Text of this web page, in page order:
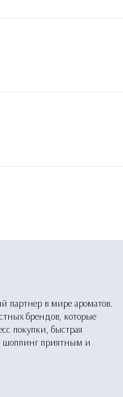
в мире ароматов.
брендов, которые
покупки, быстрая
шоппинг приятным и